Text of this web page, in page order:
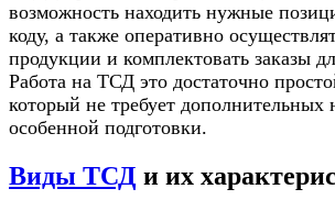
возможность находить нужные
коду, а также оперативно
продукции и комплектовать заказы
Работа на ТСД это достаточно
который не требует дополнительных
особенной подготовки.
Виды ТСД и их